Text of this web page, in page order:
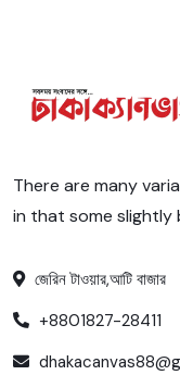
There are many
in that some slightly
জেরিন টাওয়ার,আটি বাজার
+8801827-28411